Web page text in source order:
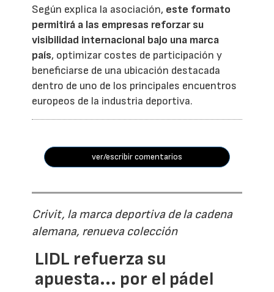
Según explica la asociación, este formato
permitirá a las empresas reforzar su
visibilidad internacional bajo una marca
país, optimizar costes de participación y
beneficiarse de una ubicación destacada
dentro de uno de los principales encuentros
europeos de la industria deportiva.
ver/escribir comentarios
Crivit, la marca deportiva de la cadena
alemana, renueva colección
LIDL refuerza su
apuesta... por el pádel